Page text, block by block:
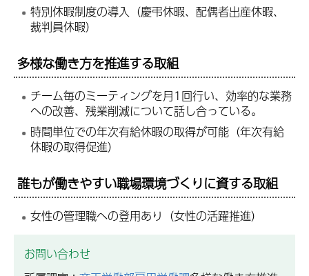
特別休暇制度の導入（慶弔休暇、配偶者出産休暇、
裁判員休暇）
多様な働き方を推進する取組
チーム毎のミーティングを月1回行い、効率的な業務
への改善、残業削減について話し合っている。
時間単位での年次有給休暇の取得が可能（年次有給
休暇の取得促進）
誰もが働きやすい職場環境づくりに資する取組
女性の管理職への登用あり（女性の活躍推進）
お問い合わせ